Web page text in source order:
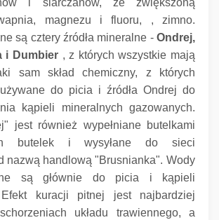
i siarczanów, ze zwiększoną
magnezu i fluoru, , zimno.
są cztery źródła mineralne - Ondrej,
i Dumbier, z których wszystkie mają
sam skład chemiczny, z których
do picia i źródła Ondrej do
kąpieli mineralnych gazowanych.
jest również wypełniane butelkami
butelek i wysyłane do sieci
nazwą handlową "Brusnianka". Wody
są głównie do picia i kąpieli
Efekt kuracji pitnej jest najbardziej
układu trawiennego, a